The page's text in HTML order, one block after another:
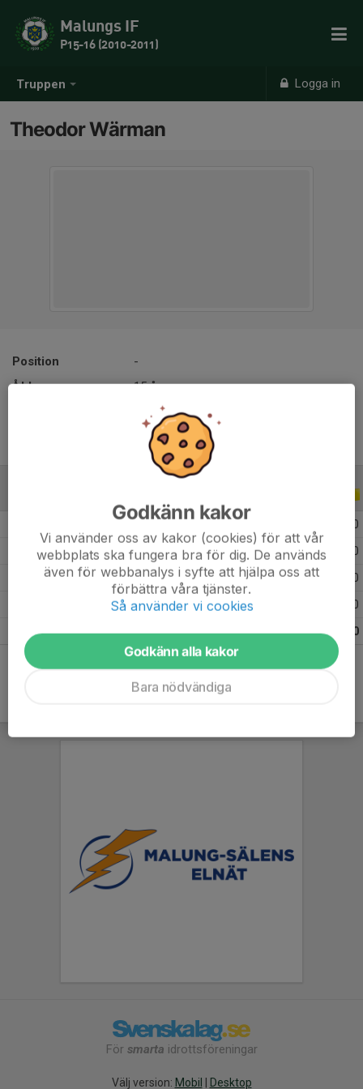
Truppen Logga in
Malungs IF
P15-16 (2010-2011)
Theodor Wärman
Position
-
Ålder
15 år
0
2025 10 0 0 0
8 0 0
0
Totalt 35 0 0 0
För smarta idrottsföreningar
Välj version: Mobil Desktop
Godkänn kakor
Vi använder oss av kakor (cookies) för att vår
webbplats ska fungera bra för dig. De används
även för webbanalys i syfte att hjälpa oss att
förbättra våra tjänster.
Så använder vi cookies
Godkänn alla kakor
Bara nödvändiga